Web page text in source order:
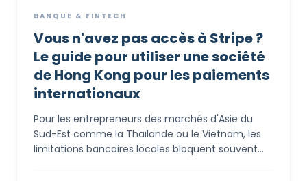
BANQUE & FINTECH
Vous n'avez pas accès à Stripe ?
Le guide pour utiliser une société
de Hong Kong pour les paiements
internationaux
Pour les entrepreneurs des marchés d'Asie du
Sud-Est comme la Thaïlande ou le Vietnam, les
limitations bancaires locales bloquent souvent